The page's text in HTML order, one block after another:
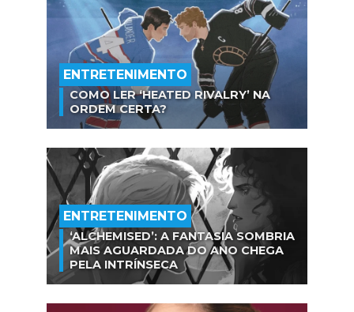
ENTRETENIMENTO
COMO LER ‘HEATED RIVALRY’ NA
ORDEM CERTA?
ENTRETENIMENTO
‘ALCHEMISED’: A FANTASIA SOMBRIA
MAIS AGUARDADA DO ANO CHEGA
PELA INTRÍNSECA